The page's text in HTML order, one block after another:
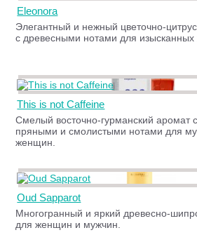
Eleonora
Элегантный и нежный цветочно-
c древесными нотами для
This is not Caffeine
Смелый восточно-гурманский аромат
пряными и смолистыми нотами для
женщин.
Oud Sapparot
Многогранный и яркий древесно-
для женщин и мужчин.